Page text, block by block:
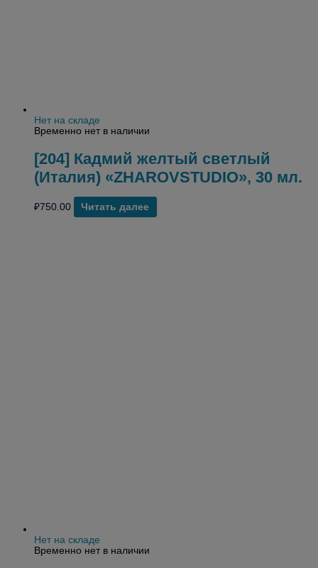
Нет на складе
Временно нет в наличии
[204] Кадмий желтый светлый
(Италия) «ZHAROVSTUDIO», 30 мл.
₽750.00 Читать далее
Нет на складе
Временно нет в наличии